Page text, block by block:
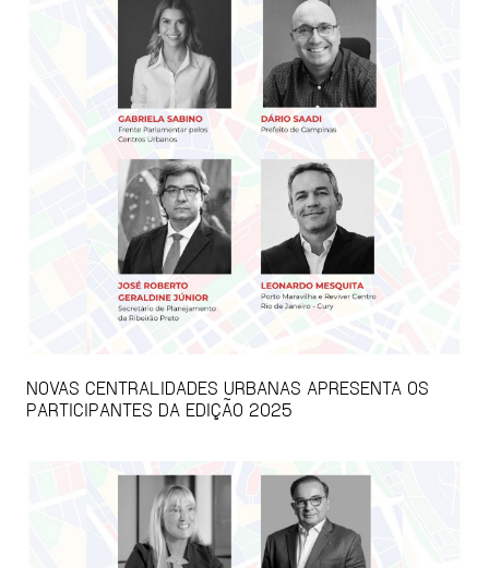
NOVAS CENTRALIDADES URBANAS APRESENTA OS
PARTICIPANTES DA EDIÇÃO 2025